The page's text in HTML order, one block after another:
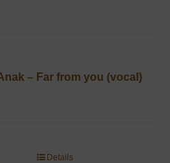
– Far from you (vocal)
Details